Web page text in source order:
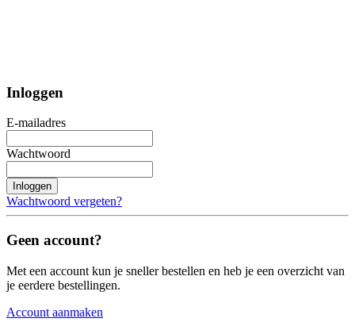
Inloggen
E-mailadres
Wachtwoord
Inloggen
Wachtwoord vergeten?
Geen account?
Met een account kun je sneller bestellen en heb je een overzicht van
je eerdere bestellingen.
Account aanmaken